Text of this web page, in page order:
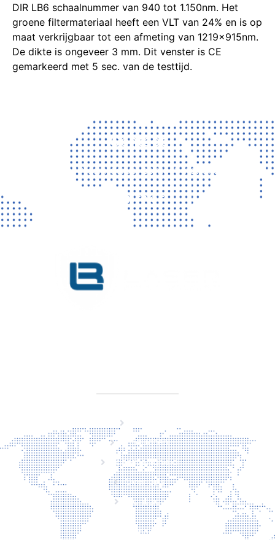
DIR LB6 schaalnummer van 940 tot 1.150nm. Het
groene filtermateriaal heeft een VLT van 24% en is op
maat verkrijgbaar tot een afmeting van 1219x915nm.
De dikte is ongeveer 3 mm. Dit venster is CE
gemarkeerd met 5 sec. van de testtijd.
Contact
Vragen? Neem gerust contact met ons op!
CONTACT
Producten
Laserveiligheid
Over ons
Contact
CONTACT